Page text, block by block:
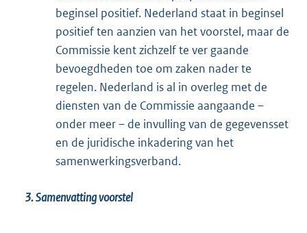
beginsel positief. Nederland staat in beginsel
positief ten aanzien van het voorstel, maar de
Commissie kent zichzelf te ver gaande
bevoegdheden toe om zaken nader te
regelen. Nederland is al in overleg met de
diensten van de Commissie aangaande –
onder meer – de invulling van de gegevensset
en de juridische inkadering van het
samenwerkingsverband.
3. Samenvatting voorstel